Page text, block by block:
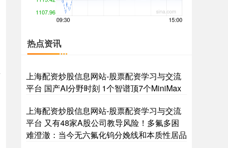
基金指数 7242.10 +12.30 +0.17%
热点资讯
上海配资炒股信息网站-股票配资学习与交流
平台 国产AI分野时刻 1个智谱顶7个MiniMax
上海配资炒股信息网站-股票配资学习与交流
平台 又有48家A股公司教导风险！多氟多困
难澄澈：当今无六氟化钨分娩线和本质性居品